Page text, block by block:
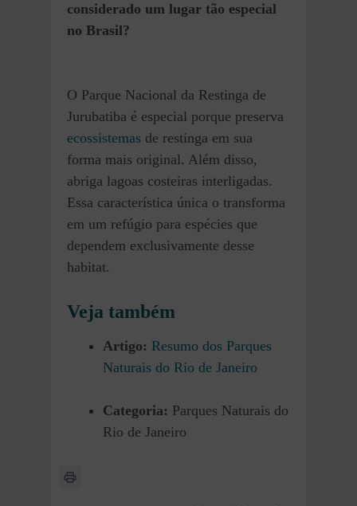
considerado um lugar tão especial
no Brasil?
O Parque Nacional da Restinga de
Jurubatiba é especial porque preserva
ecossistemas de restinga em sua
forma mais original. Além disso,
abriga lagoas costeiras interligadas.
Essa característica única o transforma
em um refúgio para espécies que
dependem exclusivamente desse
habitat.
Veja também
Artigo: Resumo dos Parques
Naturais do Rio de Janeiro
Categoria: Parques Naturais do
Rio de Janeiro